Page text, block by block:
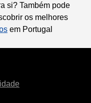
si? Também pode
os melhores
em Portugal